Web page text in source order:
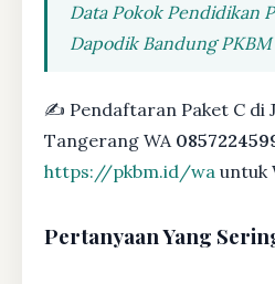
Data Pokok Pendidikan
Dapodik Bandung
✍ Pendaftaran Paket C di
Tangerang WA
https://pkbm.id/wa untuk
Pertanyaan Yang